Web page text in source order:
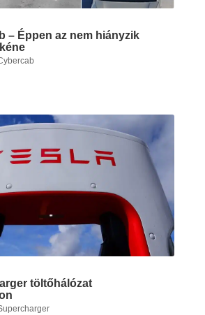
– Éppen az nem hiányzik
töltőhálózat